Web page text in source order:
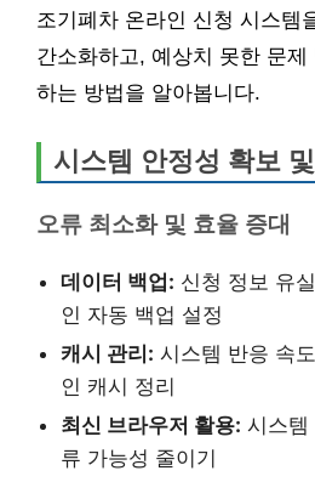
조기폐차 온라인 신청 시스템
간소화하고, 예상치 못한 문제
하는 방법을 알아봅니다.
시스템 안정성 확보
오류 최소화 및 효율 증대
데이터 백업: 신청 정보 유
인 자동 백업 설정
캐시 관리: 시스템 반응 속
인 캐시 정리
최신 브라우저 활용: 시스템
류 가능성 줄이기